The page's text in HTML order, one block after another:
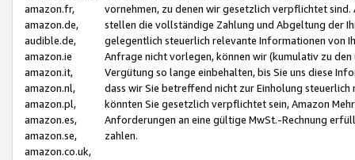
amazon.fr,
amazon.de,
audible.de,
amazon.ie
amazon.it,
amazon.nl,
amazon.pl,
amazon.es,
amazon.se,
amazon.co.uk,
vornehmen, zu denen wir gesetzlich verpflichtet
stellen die vollständige Zahlung und Abgeltung der
gelegentlich steuerlich relevante Informationen von
Anfrage nicht vorlegen, können wir (kumulativ zu
Vergütung so lange einbehalten, bis Sie uns diese
dass wir Sie betreffend nicht zur Einholung
könnten Sie gesetzlich verpflichtet sein, Amazon
Anforderungen an eine gültige MwSt.-Rechnung
zahlen.